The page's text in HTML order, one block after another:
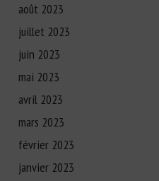
août 2023
juillet 2023
juin 2023
mai 2023
avril 2023
mars 2023
février 2023
janvier 2023